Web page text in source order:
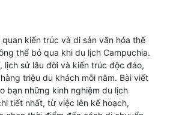
kiến trúc và di sản văn hóa thế
thể bỏ qua khi du lịch Campuchia.
lịch sử lâu đời và kiến trúc độc đáo,
triệu du khách mỗi năm. Bài viết
bạn những kinh nghiệm du lịch
tiết nhất, từ việc lên kế hoạch,